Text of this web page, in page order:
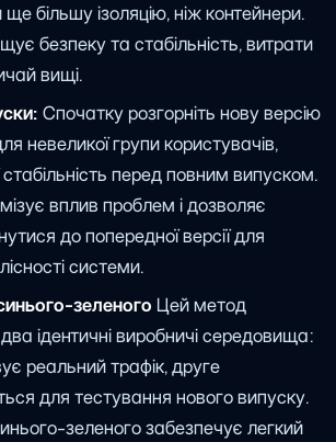
більшу ізоляцію, ніж контейнери.
безпеку та стабільність, витрати
вищі.
Спочатку розгорніть нову версію
невеликої групи користувачів,
стабільність перед повним випуском.
вплив проблем і дозволяє
до попередної версії для
системи.
зеленого Цей метод
ідентичні виробничі середовища:
реальний трафік, друге
для тестування нового випуску.
зеленого забезпечує легкий